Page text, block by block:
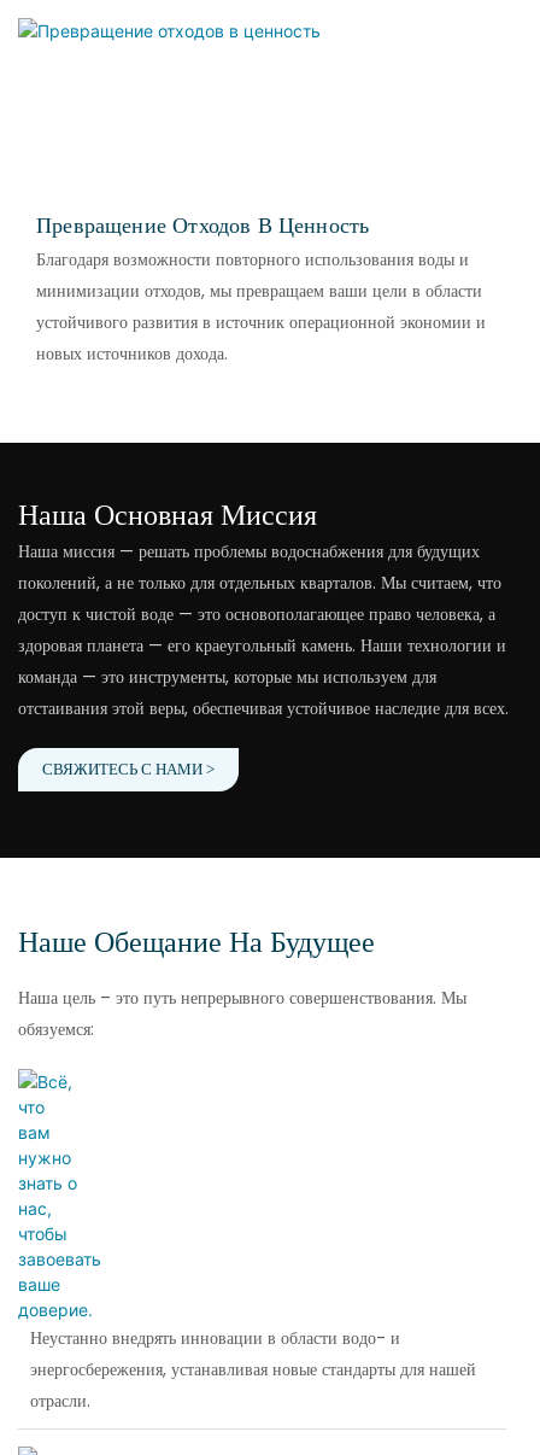
Превращение Отходов В Ценность
Благодаря возможности повторного использования воды и
минимизации отходов, мы превращаем ваши цели в области
устойчивого развития в источник операционной экономии и
новых источников дохода.
Наша Основная Миссия
Наша миссия — решать проблемы водоснабжения для будущих
поколений, а не только для отдельных кварталов. Мы считаем, что
доступ к чистой воде — это основополагающее право человека, а
здоровая планета — его краеугольный камень. Наши технологии и
команда — это инструменты, которые мы используем для
отстаивания этой веры, обеспечивая устойчивое наследие для всех.
СВЯЖИТЕСЬ С НАМИ >
Наше Обещание На Будущее
Наша цель – это путь непрерывного совершенствования. Мы
обязуемся:
Неустанно внедрять инновации в области водо- и
энергосбережения, устанавливая новые стандарты для нашей
отрасли.